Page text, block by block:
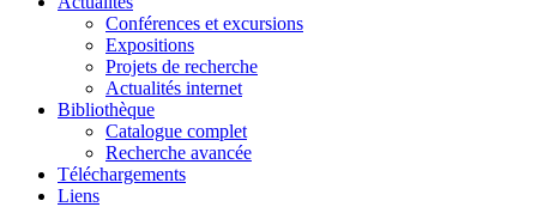
Conférences et excursions
Expositions
Projets de recherche
Actualités internet
Bibliothèque
Catalogue complet
Recherche avancée
Téléchargements
Liens